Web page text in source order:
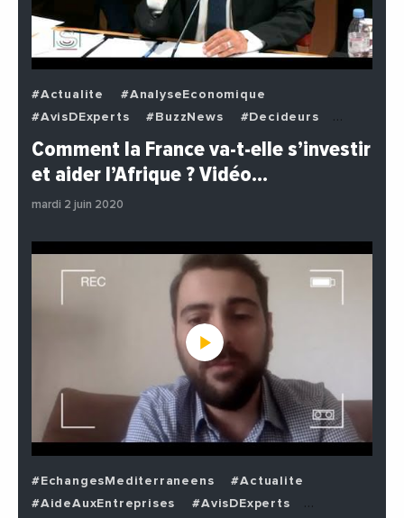
#Actualite
#AnalyseEconomique
#AvisDExperts
#BuzzNews
#Decideurs
#EchangesMediterraneens
#Economie
#Politique
Comment la France va-t-elle s’investir
et aider l’Afrique ? Vidéo…
mardi 2 juin 2020
#EchangesMediterraneens
#Actualite
#AideAuxEntreprises
#AvisDExperts